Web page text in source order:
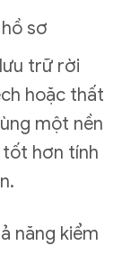
sơ
trữ rời
hoặc thất
một nền
tốt hơn tính
năng kiểm